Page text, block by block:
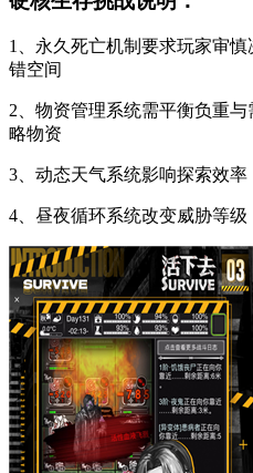
1、永久死亡机制要求玩家审
错空间
2、物资管理系统需平衡负重
略物资
3、动态天气系统影响探索效
4、昼夜循环系统改变威胁等